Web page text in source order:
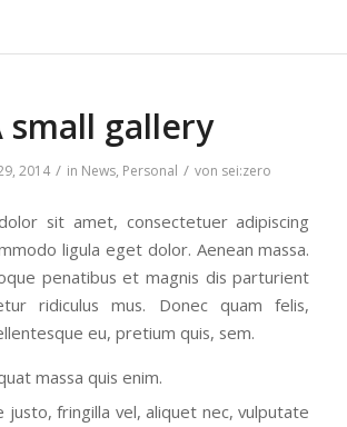
small gallery
2014 / in News, Personal / von sei:zero
sit amet, consectetuer adipiscing
ligula eget dolor. Aenean massa.
penatibus et magnis dis parturient
ridiculus mus. Donec quam felis,
eu, pretium quis, sem.
massa quis enim.
justo, fringilla vel, aliquet nec, vulputate